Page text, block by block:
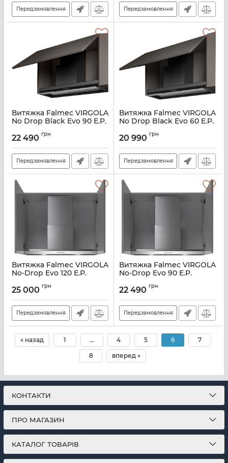
Передзамовлення Передзамовлення
Витяжка Falmec VIRGOLA
No Drop Black Evo 90 E.P.
Артикул: M101305
22 490 грн
Передзамовлення
Витяжка Falmec VIRGOLA
No Drop Black Evo 60 E.P.
Артикул: M101304
20 990 грн
Передзамовлення
Витяжка Falmec VIRGOLA
No-Drop Evo 120 E.P.
25 000 грн
Передзамовлення
Витяжка Falmec VIRGOLA
No-Drop Evo 90 E.P.
22 490 грн
Передзамовлення
« назад 1 ... 4 5 6 7
8 вперед »
КОНТАКТИ
ПРО МАГАЗИН
КАТАЛОГ ТОВАРІВ